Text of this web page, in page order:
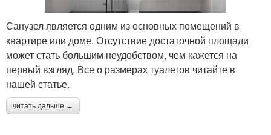
Санузел является одним из основных помещений в
квартире или доме. Отсутствие достаточной площади
может стать большим неудобством, чем кажется на
первый взгляд. Все о размерах туалетов читайте в
нашей статье.
читать дальше →